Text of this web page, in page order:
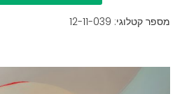
מספר קטלוגי: 12-11-039